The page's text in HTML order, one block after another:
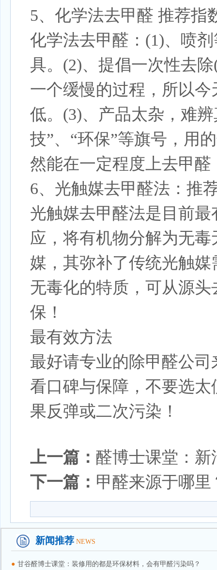
5、化学法去甲醛 推荐指
化学法去甲醛：(1)、喷
具。(2)、提倡一次性去
一个缓慢的过程，所以
低。(3)、产品太杂，难
技”、“环保”等旗号，用
然能在一定程度上去甲
6、光触媒去甲醛法：推
光触媒去甲醛法是目前
应，将有机物分解为无
媒，其弥补了传统光触
无毒化的特质，可从源
保！
最有效方法
最好请专业的除甲醛公
看口碑与保障，不要选
果反弹或二次污染！
上一篇： 醛博士课堂：
下一篇： 甲醛来源于哪
新闻推荐 NEWS
● 甘谷醛博士课堂：装修用的都是环保材料，会有甲醛污染吗？